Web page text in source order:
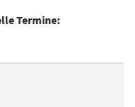
Termine: